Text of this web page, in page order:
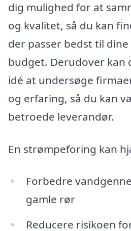
dig mulighed for at
og kvalitet, så du kan
der passer bedst til
budget. Derudover kan
idé at undersøge
og erfaring, så du kan
betroede leverandør.
En strømpeforing kan
Forbedre
gamle rør
Reducere risikoen